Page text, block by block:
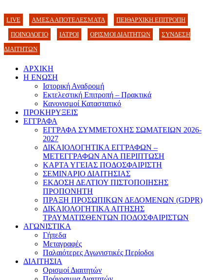
LIVE ΑΜΕΣΑ ΑΠΟΤΕΛΕΣΜΑΤΑ
ΠΕΙΘΑΡΧΙΚΗ ΕΠΙΤΡΟΠΗ
ΠΟΙΝΟΛΟΓΙΟ
ΙΑΤΡΟΙ ΟΡΙΣΜΟΙ ΔΙΑΙΤΗΤΩΝ
ΣΥΝΔΕΣΗ
ΔΙΑΙΤΗΤΩΝ
ΑΡΧΙΚΗ
Η ΕΝΩΣΗ
Ιστορική Αναδρομή
Εκτελεστική Επιτροπή – Πρακτικά
Κανονισμοί Καταστατικό
ΠΡΟΚΗΡΥΞΕΙΣ
ΕΓΓΡΑΦΑ
ΕΓΓΡΑΦΑ ΣΥΜΜΕΤΟΧΗΣ ΣΩΜΑΤΕΙΩΝ 2026-
2027
ΔΙΚΑΙΟΛΟΓΗΤΙΚΑ ΕΓΓΡΑΦΩΝ –
ΜΕΤΕΓΓΡΑΦΩΝ ΑΝΑ ΠΕΡΙΠΤΩΣΗ
ΚΑΡΤΑ ΥΓΕΙΑΣ ΠΟΔΟΣΦΑΙΡΙΣΤΗ
ΣΕΜΙΝΑΡΙΟ ΔΙΑΙΤΗΣΙΑΣ
ΕΚΔΟΣΗ ΔΕΛΤΙΟΥ ΠΙΣΤΟΠΟΙΗΣΗΣ
ΠΡΟΠΟΝΗΤΗ
ΠΡΑΞΗ ΠΡΟΣΩΠΙΚΩΝ ΔΕΔΟΜΕΝΩΝ (GDPR)
ΔΙΚΑΙΟΛΟΓΗΤΙΚΑ ΑΙΤΗΣΗΣ
ΤΡΑΥΜΑΤΙΣΘΕΝΤΩΝ ΠΟΔΟΣΦΑΙΡΙΣΤΩΝ
ΑΓΩΝΙΣΤΙΚΑ
Γήπεδα
Μεταγραφές
Παλαιότερες Αγωνιστικές Περίοδοι
ΔΙΑΙΤΗΣΙΑ
Ορισμοί Διαιτητών